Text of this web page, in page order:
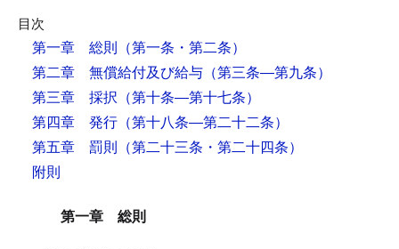
目次
第一章 総則 （第一条・第二条）
第二章 無償給付及び給与 （第三条―第九条）
第三章 採択 （第十条―第十七条）
第四章 発行 （第十八条―第二十二条）
第五章 罰則 （第二十三条・第二十四条）
附則
第一章 総則